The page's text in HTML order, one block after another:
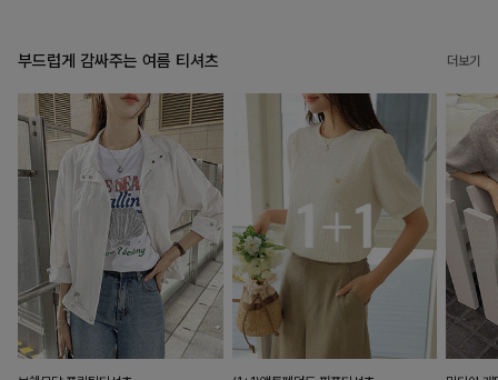
부드럽게 감싸주는 여름 티셔츠 더보기